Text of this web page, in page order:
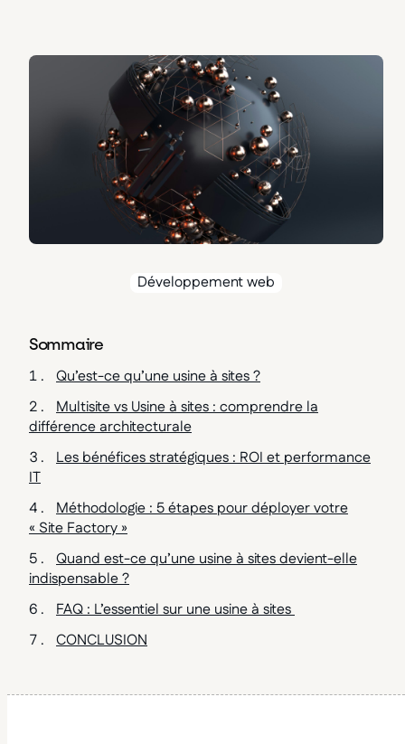
Développement web
Sommaire
Qu’est-ce qu’une usine à sites ?
Multisite vs Usine à sites : comprendre la
différence architecturale
Les bénéfices stratégiques : ROI et performance
IT
Méthodologie : 5 étapes pour déployer votre
« Site Factory »
Quand est-ce qu’une usine à sites devient-elle
indispensable ?
FAQ : L’essentiel sur une usine à sites
CONCLUSION